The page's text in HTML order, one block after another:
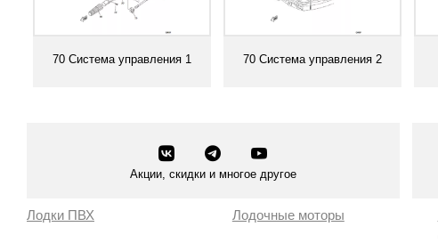
70 Система управления 1 70 Система управления 2
Акции, скидки и многое другое
Лодки ПВХ Лодочные моторы